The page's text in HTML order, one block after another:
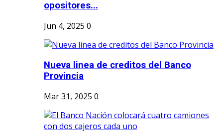
opositores...
Jun 4, 2025 0
Nueva linea de creditos del Banco
Provincia
Mar 31, 2025 0